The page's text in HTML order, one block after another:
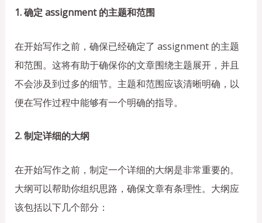
1. 确定 assignment 的主题和范围
在开始写作之前，确保已经确定了 assignment 的主题
和范围。这将有助于确保你的文章围绕主题展开，并且
不会涉及到过多的细节。主题和范围应该清晰明确，以
便在写作过程中能够有一个明确的指导。
2. 制定详细的大纲
在开始写作之前，制定一个详细的大纲是非常重要的。
大纲可以帮助你组织思路，确保文章有条理性。大纲应
该包括以下几个部分：